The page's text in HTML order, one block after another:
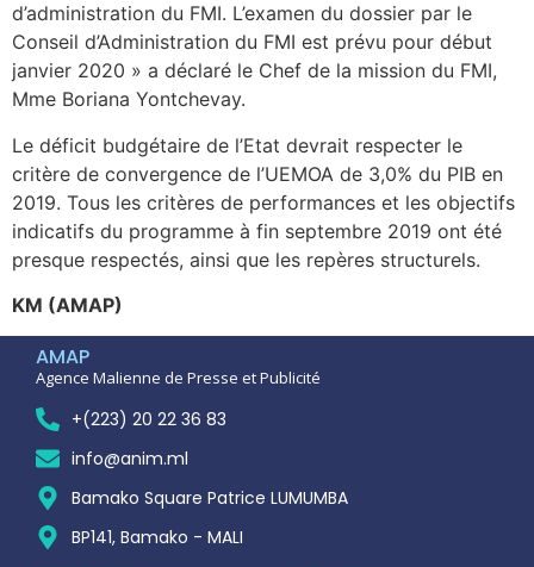
d’administration du FMI. L’examen du dossier par le
Conseil d’Administration du FMI est prévu pour début
janvier 2020 » a déclaré le Chef de la mission du FMI,
Mme Boriana Yontchevay.
Le déficit budgétaire de l’Etat devrait respecter le
critère de convergence de l’UEMOA de 3,0% du PIB en
2019. Tous les critères de performances et les objectifs
indicatifs du programme à fin septembre 2019 ont été
presque respectés, ainsi que les repères structurels.
KM (AMAP)
AMAP
Agence Malienne de Presse et Publicité
+(223) 20 22 36 83
info@anim.ml
Bamako Square Patrice LUMUMBA
BP141, Bamako - MALI